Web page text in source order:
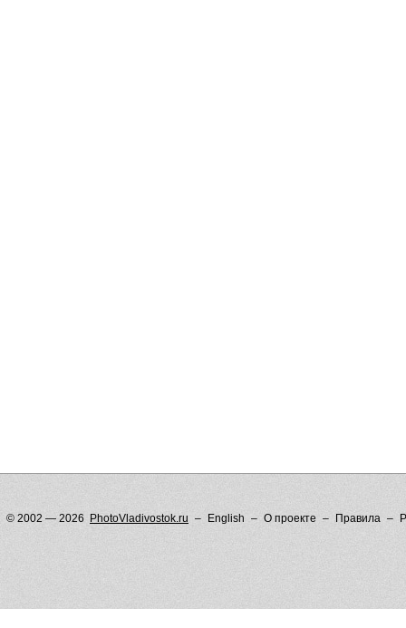
© 2002 — 2026 PhotoVladivostok.ru English О проекте Правила